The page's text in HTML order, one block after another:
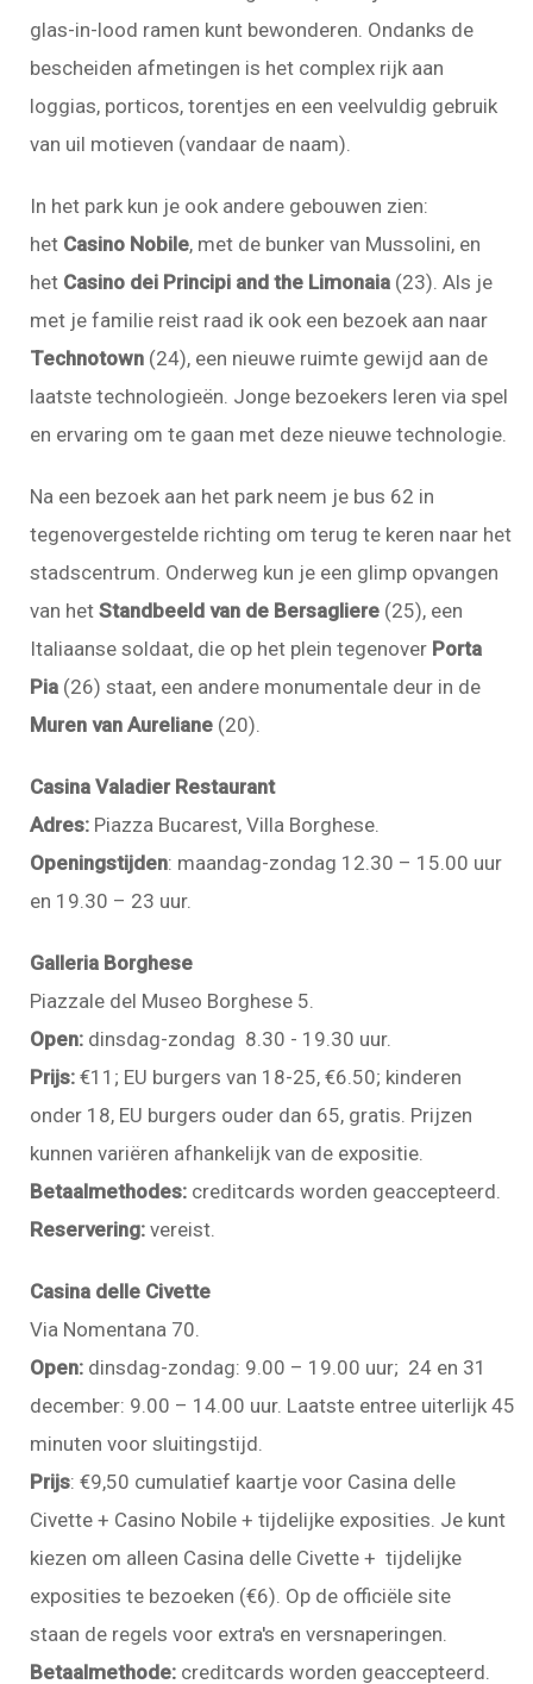
glas-in-lood ramen kunt bewonderen. Ondanks de
bescheiden afmetingen is het complex rijk aan
loggias, porticos, torentjes en een veelvuldig gebruik
van uil motieven (vandaar de naam).
In het park kun je ook andere gebouwen zien:
het Casino Nobile, met de bunker van Mussolini, en
het Casino dei Principi and the Limonaia (23). Als je
met je familie reist raad ik ook een bezoek aan naar
Technotown (24), een nieuwe ruimte gewijd aan de
laatste technologieën. Jonge bezoekers leren via spel
en ervaring om te gaan met deze nieuwe technologie.
Na een bezoek aan het park neem je bus 62 in
tegenovergestelde richting om terug te keren naar het
stadscentrum. Onderweg kun je een glimp opvangen
van het Standbeeld van de Bersagliere (25), een
Italiaanse soldaat, die op het plein tegenover Porta
Pia (26) staat, een andere monumentale deur in de
Muren van Aureliane (20).
Casina Valadier Restaurant
Adres: Piazza Bucarest, Villa Borghese.
Openingstijden: maandag-zondag 12.30 – 15.00 uur
en 19.30 – 23 uur.
Galleria Borghese
Piazzale del Museo Borghese 5.
Open: dinsdag-zondag 8.30 - 19.30 uur.
Prijs: €11; EU burgers van 18-25, €6.50; kinderen
onder 18, EU burgers ouder dan 65, gratis. Prijzen
kunnen variëren afhankelijk van de expositie.
Betaalmethodes: creditcards worden geaccepteerd.
Reservering: vereist.
Casina delle Civette
Via Nomentana 70.
Open: dinsdag-zondag: 9.00 – 19.00 uur; 24 en 31
december: 9.00 – 14.00 uur. Laatste entree uiterlijk 45
minuten voor sluitingstijd.
Prijs: €9,50 cumulatief kaartje voor Casina delle
Civette + Casino Nobile + tijdelijke exposities. Je kunt
kiezen om alleen Casina delle Civette + tijdelijke
exposities te bezoeken (€6). Op de officiële site
staan de regels voor extra's en versnaperingen.
Betaalmethode: creditcards worden geaccepteerd.